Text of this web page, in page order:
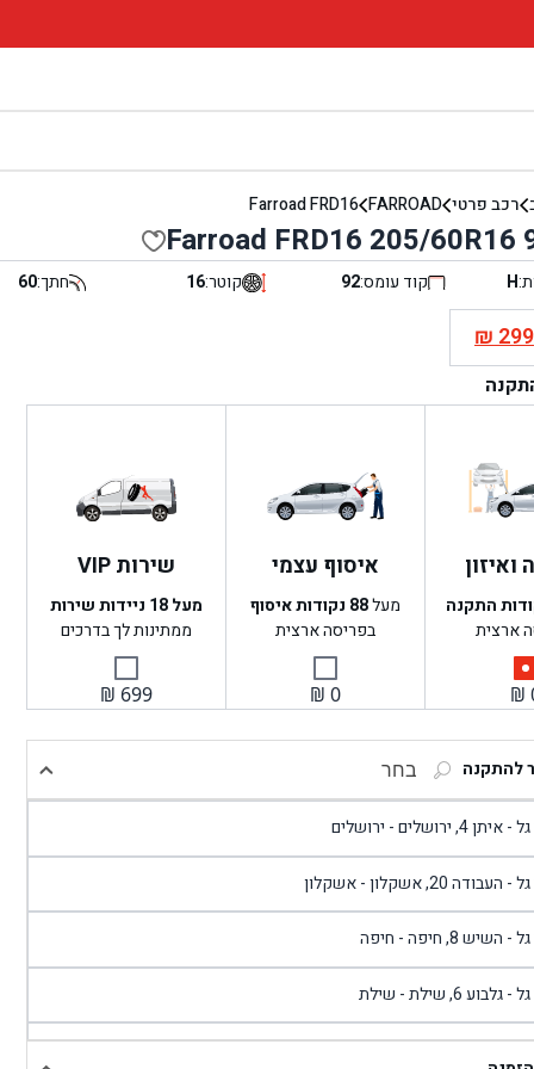
רכב פרטי FARROAD
Farroad FRD16
Farroad FRD16 205/60R16
H קוד עומס:92 קוטר:16 חתך:60
₪299
התקנה
ארצית
₪
איסוף עצמי
מעל88 נקודות איסוף
בפריסה ארצית
₪ 0
שירות VIP
מעל 18 ניידות שירות
ממתינות לך בדרכים
₪ 699
להתקנה בחר
4, ירושלים - ירושלים
העבודה 20, אשקלון - אשקלון
- השיש 8, חיפה - חיפה
- גלבוע 6, שילת - שילת
- פוריידיס, כניסה צפונית מול כביש 4 - פרדיס